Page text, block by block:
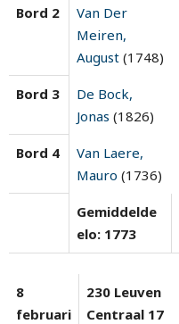
Bord 2
Van Der
Meiren,
August (1748)
Bord 3
De Bock,
Jonas (1826)
Bord 4
Van Laere,
Mauro (1736)
Gemiddelde
elo: 1773
8
februari
230 Leuven
Centraal 17